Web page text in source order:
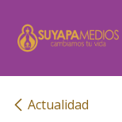
Actualidad